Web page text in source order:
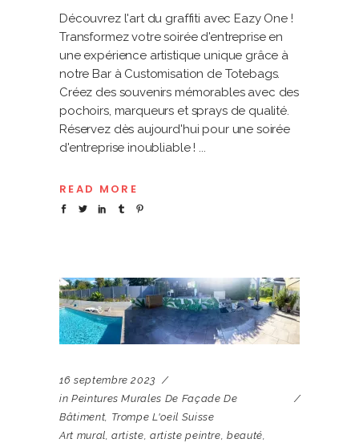
Découvrez l'art du graffiti avec Eazy One !
Transformez votre soirée d'entreprise en
une expérience artistique unique grâce à
notre Bar à Customisation de Totebags.
Créez des souvenirs mémorables avec des
pochoirs, marqueurs et sprays de qualité.
Réservez dès aujourd'hui pour une soirée
d'entreprise inoubliable !
READ MORE
16 septembre 2023
in Peintures Murales De Façade De
Bâtiment, Trompe L'oeil Suisse
Art mural,artiste,artiste peintre,beauté,